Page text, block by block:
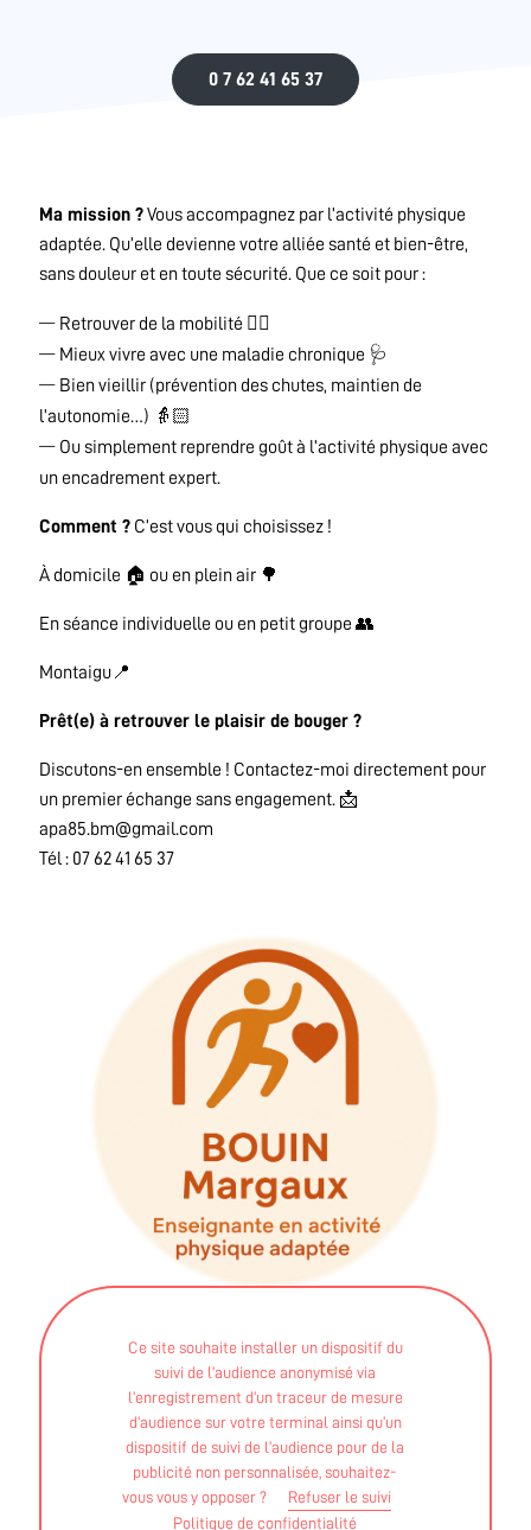
Ce site souhaite installer un dispositif du
suivi de l’audience anonymisé via
l’enregistrement d’un traceur de mesure
d’audience sur votre terminal ainsi qu’un
dispositif de suivi de l’audience pour de la
publicité non personnalisée, souhaitez-
vous vous y opposer ?
Refuser le suivi
Politique de confidentialité
0 7 62 41 65 37
Ma mission ?Vous accompagnez par l’activité physique
adaptée. Qu’elle devienne votre alliée santé et bien-être,
sans douleur et en toute sécurité. Que ce soit pour :
Retrouver de la mobilité 🏃‍♀️
Mieux vivre avec une maladie chronique 🩺
Bien vieillir (prévention des chutes, maintien de
l’autonomie…) 👵🏻
Ou simplement reprendre goût à l’activité physique avec
un encadrement expert.
Comment ?C’est vous qui choisissez !
À domicile 🏠 ou en plein air 🌳
En séance individuelle ou en petit groupe 👥
Montaigu📍
Prêt(e) à retrouver le plaisir de bouger ?
Discutons-en ensemble ! Contactez-moi directement pour
un premier échange sans engagement. 📩
apa85.bm@gmail.com
Tél : 07 62 41 65 37
AUTO-ENTREPRENEUR